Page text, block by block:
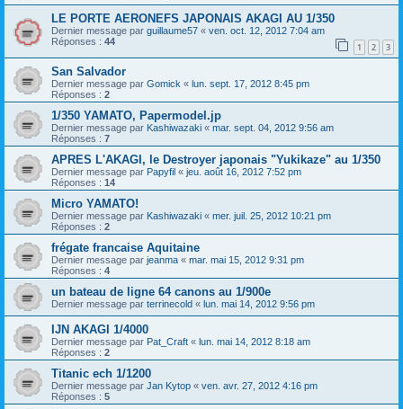
LE PORTE AERONEFS JAPONAIS AKAGI AU 1/350
Dernier message par guillaume57 « ven. oct. 12, 2012 7:04 am
Réponses : 44 1 2 3
San Salvador
Dernier message par Gomick « lun. sept. 17, 2012 8:45 pm
Réponses : 2
1/350 YAMATO, Papermodel.jp
Dernier message par Kashiwazaki « mar. sept. 04, 2012 9:56 am
Réponses : 7
APRES L'AKAGI, le Destroyer japonais "Yukikaze" au 1/350
Dernier message par Papyfil « jeu. août 16, 2012 7:52 pm
Réponses : 14
Micro YAMATO!
Dernier message par Kashiwazaki « mer. juil. 25, 2012 10:21 pm
Réponses : 2
frégate francaise Aquitaine
Dernier message par jeanma « mar. mai 15, 2012 9:31 pm
Réponses : 4
un bateau de ligne 64 canons au 1/900e
Dernier message par terrinecold « lun. mai 14, 2012 9:56 pm
IJN AKAGI 1/4000
Dernier message par Pat_Craft « lun. mai 14, 2012 8:18 am
Réponses : 2
Titanic ech 1/1200
Dernier message par Jan Kytop « ven. avr. 27, 2012 4:16 pm
Réponses : 5